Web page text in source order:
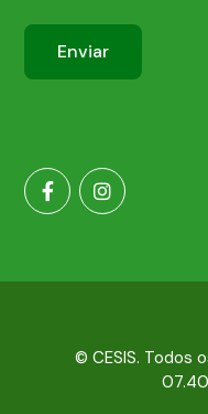
© CESIS. Todos